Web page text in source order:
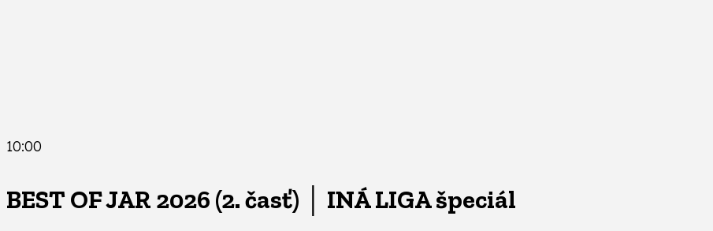
10:00
BEST OF JAR 2026 (2. časť) │ INÁ LIGA špeciál